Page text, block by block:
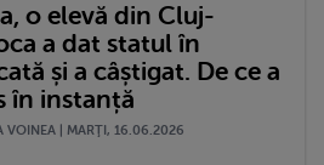
o elevă din Cluj-
a dat statul în
și a câștigat. De ce a
în instanță
VOINEA | MARŢI, 16.06.2026